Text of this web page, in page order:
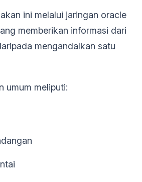
ini melalui jaringan oracle
memberikan informasi dari
mengandalkan satu
umum meliputi: